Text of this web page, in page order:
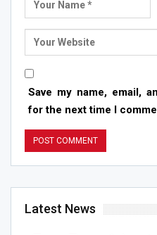
Save my name, email,
for the next time I
Latest News